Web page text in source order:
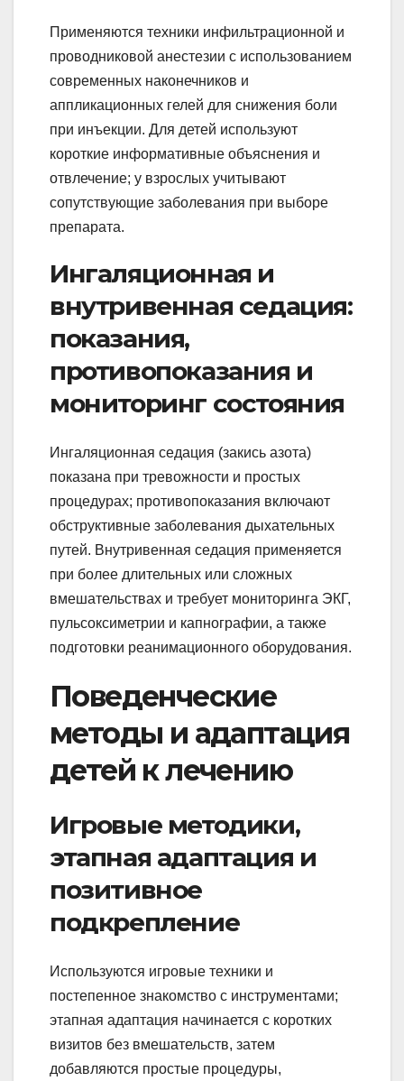
Применяются техники инфильтрационной и
проводниковой анестезии с использованием
современных наконечников и
аппликационных гелей для снижения боли
при инъекции. Для детей используют
короткие информативные объяснения и
отвлечение; у взрослых учитывают
сопутствующие заболевания при выборе
препарата.
Ингаляционная и
внутривенная седация:
показания,
противопоказания и
мониторинг состояния
Ингаляционная седация (закись азота)
показана при тревожности и простых
процедурах; противопоказания включают
обструктивные заболевания дыхательных
путей. Внутривенная седaция применяется
при более длительных или сложных
вмешательствах и требует мониторинга ЭКГ,
пульсоксиметрии и капнографии, а также
подготовки реанимационного оборудования.
Поведенческие
методы и адаптация
детей к лечению
Игровые методики,
этапная адаптация и
позитивное
подкрепление
Используются игровые техники и
постепенное знакомство с инструментами;
этапная адаптация начинается с коротких
визитов без вмешательств, затем
добавляются простые процедуры,